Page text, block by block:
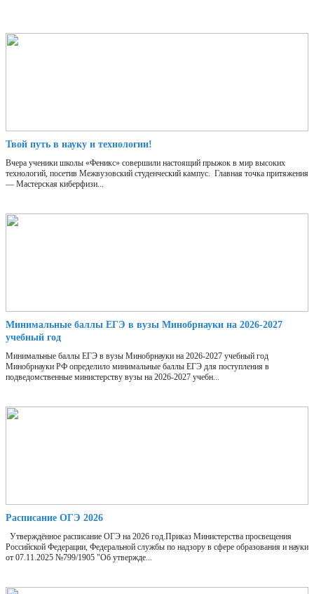
Твой путь в науку и технологии!
Вчера ученики школы «Феникс» совершили настоящий прыжок в мир высоких
технологий, посетив Межвузовский студенческий кампус. Главная точка притяжения
— Мастерская киберфизи...
Минимальные баллы ЕГЭ в вузы Минобрнауки на 2026-2027
учебный год
Минимальные баллы ЕГЭ в вузы Минобрнауки на 2026-2027 учебный год
Минобрнауки РФ определило минимальные баллы ЕГЭ для поступления в
подведомственные министерству вузы на 2026-2027 учебн...
Расписание ОГЭ 2026
Утверждённое расписание ОГЭ на 2026 год.Приказ Министерства просвещения
Российской Федерации, Федеральной службы по надзору в сфере образования и науки
от 07.11.2025 №799/1905 "Об утвержде...